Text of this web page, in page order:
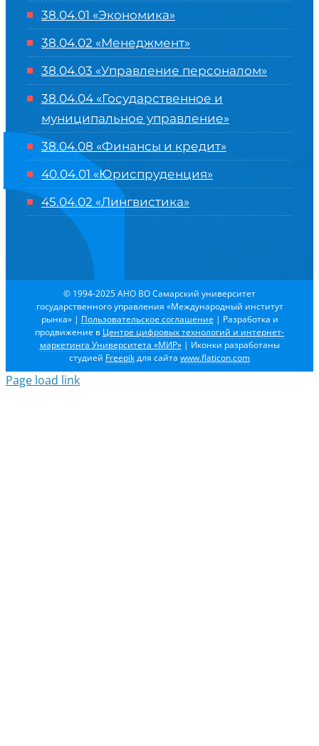
38.04.01 «Экономика»
38.04.02 «Менеджмент»
38.04.03 «Управление персоналом»
38.04.04 «Государственное и
муниципальное управление»
38.04.08 «Финансы и кредит»
40.04.01 «Юриспруденция»
45.04.02 «Лингвистика»
© 1994-2025 АНО ВО Самарский университет
государственного управления «Международный институт
рынка» | Пользовательское соглашение | Разработка и
продвижение в Центре цифровых технологий и интернет-
маркетинга Университета «МИР»| Иконки разработаны
студией Freepikдля сайта www.flaticon.com
Page load link